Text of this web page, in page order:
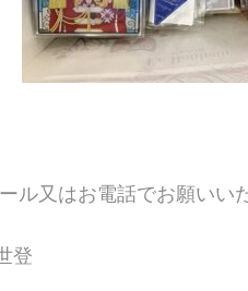
ル又はお電話でお願いい
登